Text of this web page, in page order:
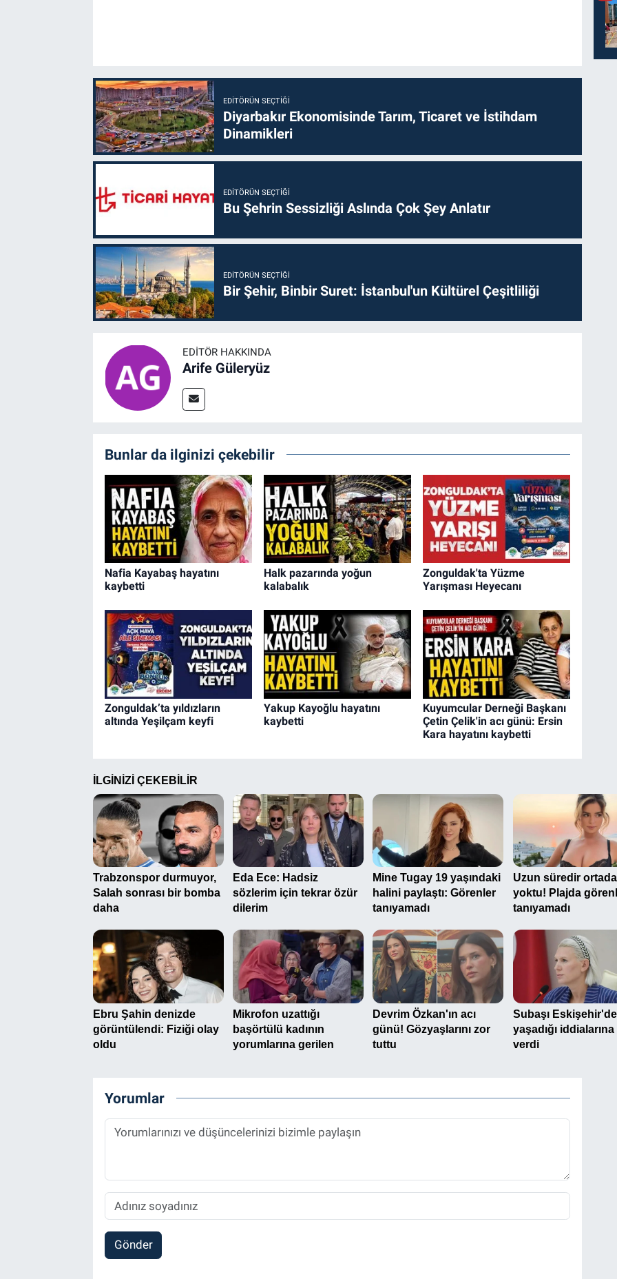
EDITÖRÜN SEÇTIĞI
Diyarbakır Ekonomisinde Tarım, Ticaret ve İstihdam
Dinamikleri
EDITÖRÜN SEÇTIĞI
Bu Şehrin Sessizliği Aslında Çok Şey Anlatır
EDITÖRÜN SEÇTIĞI
Bir Şehir, Binbir Suret: İstanbul'un Kültürel Çeşitliliği
EDITÖR HAKKINDA
Arife Güleryüz
Bunlar da ilginizi çekebilir
Nafia Kayabaş hayatını
kaybetti
Halk pazarında yoğun
kalabalık
Zonguldak'ta Yüzme
Yarışması Heyecanı
Zonguldak’ta yıldızların
altında Yeşilçam keyfi
Yakup Kayoğlu hayatını
kaybetti
Kuyumcular Derneği Başkanı
Çetin Çelik'in acı günü: Ersin
Kara hayatını kaybetti
Yorumlar
Gönder